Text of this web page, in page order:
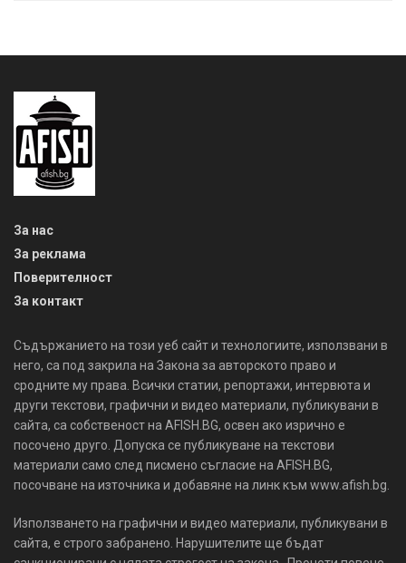
За нас
За реклама
Поверителност
За контакт
Съдържанието на този уеб сайт и технологиите, използвани в
него, са под закрила на Закона за авторското право и
сродните му права. Всички статии, репортажи, интервюта и
други текстови, графични и видео материали, публикувани в
сайта, са собственост на AFISH.BG, освен ако изрично е
посочено друго. Допуска се публикуване на текстови
материали само след писмено съгласие на AFISH.BG,
посочване на източника и добавяне на линк към www.afish.bg.
Използването на графични и видео материали, публикувани в
сайта, е строго забранено. Нарушителите ще бъдат